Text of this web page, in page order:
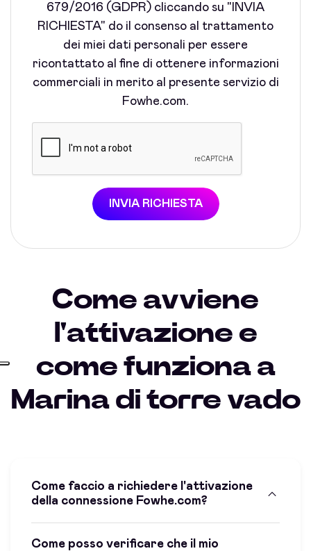
679/2016 (GDPR) cliccando su "INVIA
RICHIESTA" do il consenso al trattamento
dei miei dati personali per essere
ricontattato al fine di ottenere informazioni
commerciali in merito al presente servizio di
Fowhe.com.
INVIA RICHIESTA
Come avviene
l'attivazione e
come funziona a
Marina di torre vado
Come faccio a richiedere l'attivazione
della connessione Fowhe.com?
Come posso verificare che il mio